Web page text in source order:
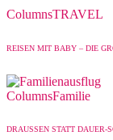
ColumnsTRAVEL
REISEN MIT BABY – DIE
ColumnsFamilie
DRAUSSEN STATT